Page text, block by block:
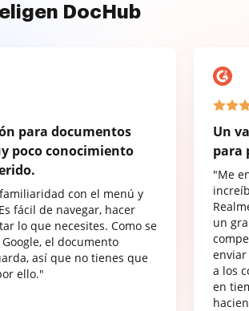
eligen DocHub
para documentos
poco conocimiento
con el menú y
fácil de navegar, hacer
lo que necesites. Como se
el documento
así que no tienes que
ello."
Un
para
"Me
un
a los
en